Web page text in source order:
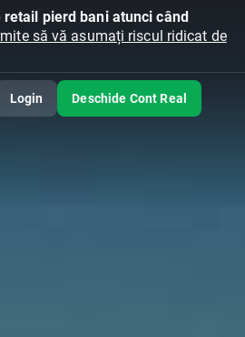
pierd bani atunci când
să vă asumați riscul ridicat de
Login Deschide Cont Real